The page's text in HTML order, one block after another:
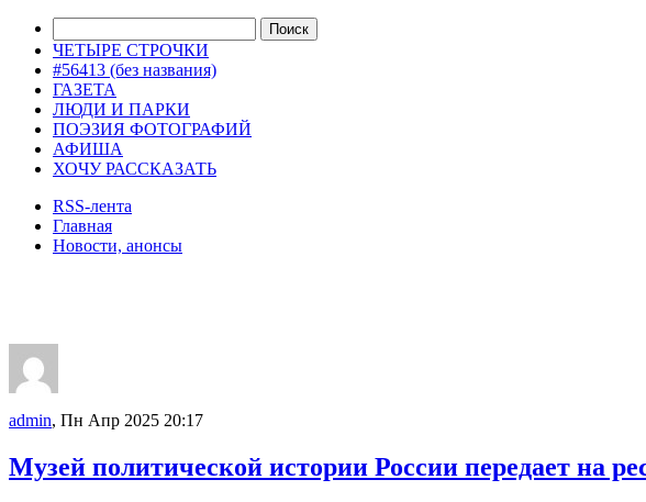
ЧЕТЫРЕ СТРОЧКИ
#56413 (без названия)
ГАЗЕТА
ЛЮДИ И ПАРКИ
ПОЭЗИЯ ФОТОГРАФИЙ
АФИША
ХОЧУ РАССКАЗАТЬ
RSS-лента
Главная
Новости, анонсы
admin, Пн Апр 2025 20:17
Музей политической истории России передает на